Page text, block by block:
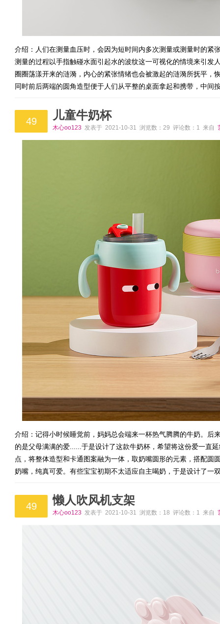
介绍：人们在测量血压时，会因为短时间内多次测量或测量时的紧
测量的过程以手指触碰水面引起水的波纹这一可视化的情境来引发
圈圈荡漾开来的涟漪，内心的紧张情绪也会被激起的涟漪所抚平
同时前后两端的圆角造型便于人们从平整的桌面拿起和携带，中间
49 儿童牛奶杯
木心oo123 发表于 2021-10-31 浏览数：29 评论数：1 来自
介绍：记得小时候睡觉前，妈妈总会端来一杯热气腾腾的牛奶。后
的是父母满满的爱......于是设计了这款牛奶杯，希望将这份爱一直
点，将整体造型和卡通图案融为一体，取奶嘴圆形的元素，搭配
奶嘴，纯真可爱。有些宝宝初期不太适应自主喝奶，于是设计了一
49 懒人吹风机支架
木心oo123 发表于 2021-10-31 浏览数：18 评论数：1 来自